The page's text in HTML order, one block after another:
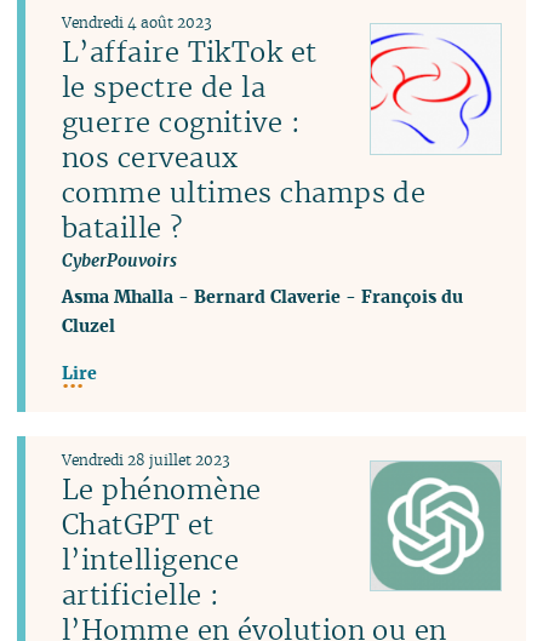
L’affaire TikTok et
le spectre de la
guerre cognitive :
nos cerveaux
comme ultimes champs de
bataille ?
CyberPouvoirs
Vendredi 4 août 2023
Asma Mhalla -Bernard Claverie -François du
Cluzel
Lire
Le phénomène
ChatGPT et
l’intelligence
artificielle :
l’Homme en évolution ou en
Vendredi 28 juillet 2023